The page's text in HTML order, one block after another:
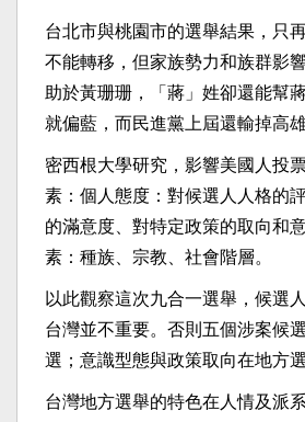
台北市與桃園市的選舉結果，只
不能轉移，但家族勢力和族群影
助於黃珊珊，「蔣」姓卻還能幫
就偏藍，而民進黨上屆還輸掉高
密西根大學研究，影響美國人投
素：個人態度：對候選人人格的
的滿意度、對特定政策的取向和
素：種族、宗教、社會階層。
以此觀察這次九合一選舉，候選
台灣並不重要。否則五個涉案候
選；意識型態與政策取向在地方
台灣地方選舉的特色在人情及派